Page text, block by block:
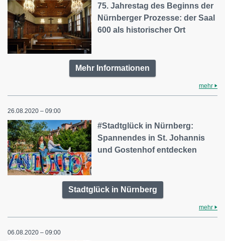
75. Jahrestag des Beginns der
Nürnberger Prozesse: der Saal
600 als historischer Ort
Mehr Informationen
mehr
26.08.2020 – 09:00
#Stadtglück in Nürnberg:
Spannendes in St. Johannis
und Gostenhof entdecken
Stadtglück in Nürnberg
mehr
06.08.2020 – 09:00